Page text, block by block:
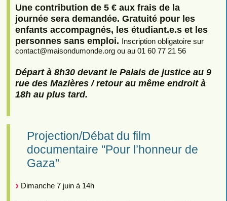
Une contribution de 5 € aux frais de la
journée sera demandée. Gratuité pour les
enfants accompagnés, les étudiant.e.s et les
personnes sans emploi. Inscription obligatoire sur
contact@maisondumonde.org ou au 01 60 77 21 56
Départ à 8h30 devant le Palais de justice au 9
rue des Mazières / retour au même endroit à
18h au plus tard.
Projection/Débat du film
documentaire "Pour l’honneur de
Gaza"
Dimanche 7 juin à 14h